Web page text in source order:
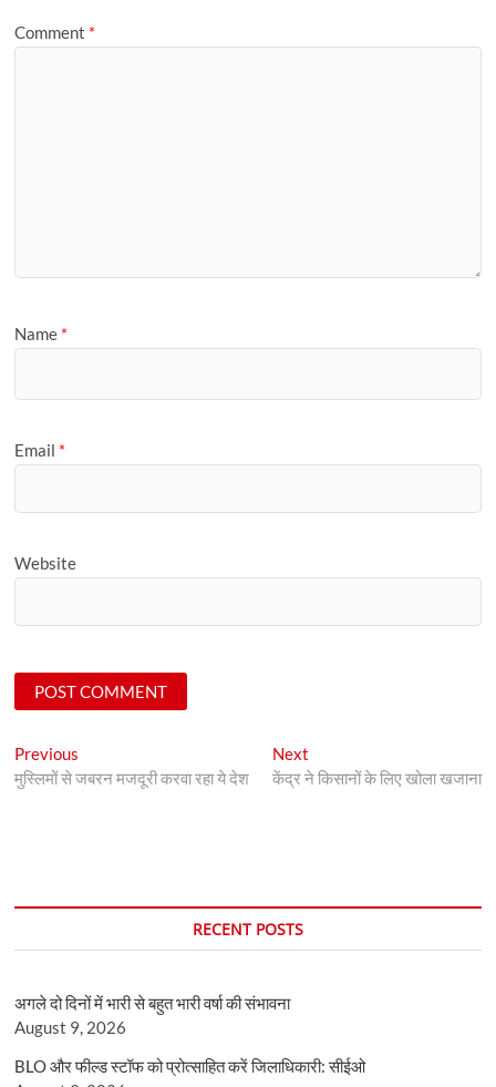
Comment *
Name *
Email *
Website
Post
navigation
Previous
post:
मुस्लिमों से जबरन मजदूरी करवा रहा ये देश
NextNext
post:
केंद्र ने क‍िसानों के ल‍िए खोला खजाना
RECENT POSTS
अगले दो दिनों में भारी से बहुत भारी वर्षा की संभावना
August 9, 2026
BLO और फील्ड स्टॉफ को प्रोत्साहित करें जिलाधिकारी: सीईओ